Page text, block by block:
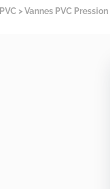
>Vannes PVC Pression